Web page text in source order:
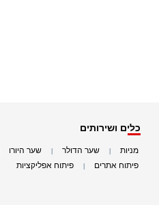
כלים ושירותים
מניות שער הדולר שער היורו
פיתוח אתרים פיתוח אפליקציות